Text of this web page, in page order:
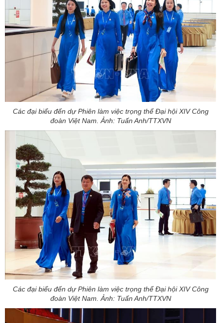
Các đại biểu đến dự Phiên làm việc trọng thể Đại hội XIV Công
đoàn Việt Nam. Ảnh: Tuấn Anh/TTXVN
Các đại biểu đến dự Phiên làm việc trọng thể Đại hội XIV Công
đoàn Việt Nam. Ảnh: Tuấn Anh/TTXVN